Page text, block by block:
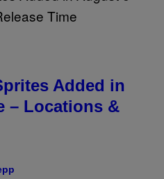
Added in
– Locations &